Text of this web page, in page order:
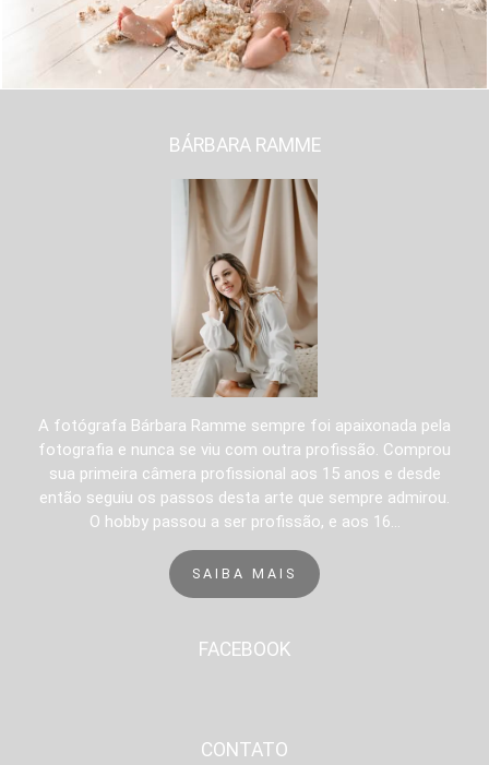
BÁRBARA RAMME
A fotógrafa Bárbara Ramme sempre foi apaixonada pela
fotografia e nunca se viu com outra profissão. Comprou
sua primeira câmera profissional aos 15 anos e desde
então seguiu os passos desta arte que sempre admirou.
O hobby passou a ser profissão, e aos 16...
SAIBA MAIS
FACEBOOK
CONTATO